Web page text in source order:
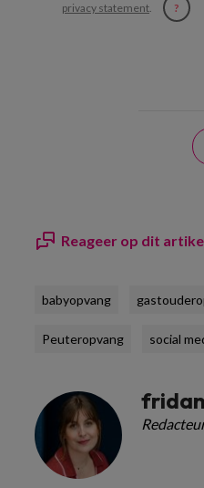
privacy statement. ?
Reageer op dit
babyopvang
Peuteropvang social